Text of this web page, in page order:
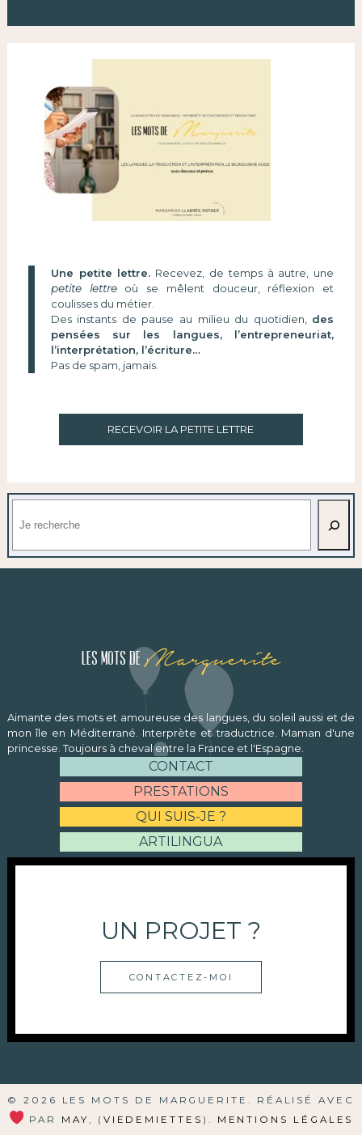
Une petite lettre. Recevez, de temps à autre, une
petite lettreoù se mêlent douceur, réflexion et
coulisses du métier.
Des instants de pause au milieu du quotidien, des
pensées sur les langues, l’entrepreneuriat,
l’interprétation, l’écriture…
Pas de spam, jamais.
RECEVOIR LA PETITE LETTRE
Les mots de Marguerite
Aimante des mots et amoureuse des langues, du soleil aussi et de
mon île en Méditerrané. Interprète et traductrice. Maman d'une
princesse. Toujours à cheval entre la France et l'Espagne.
CONTACT
PRESTATIONS
QUI SUIS-JE ?
ARTILINGUA
UN PROJET ?
CONTACTEZ-MOI
© 2026 LES MOTS DE MARGUERITE. RÉALISÉ AVEC
PAR MAY , ( VIEDEMIETTES ). MENTIONS LÉGALES